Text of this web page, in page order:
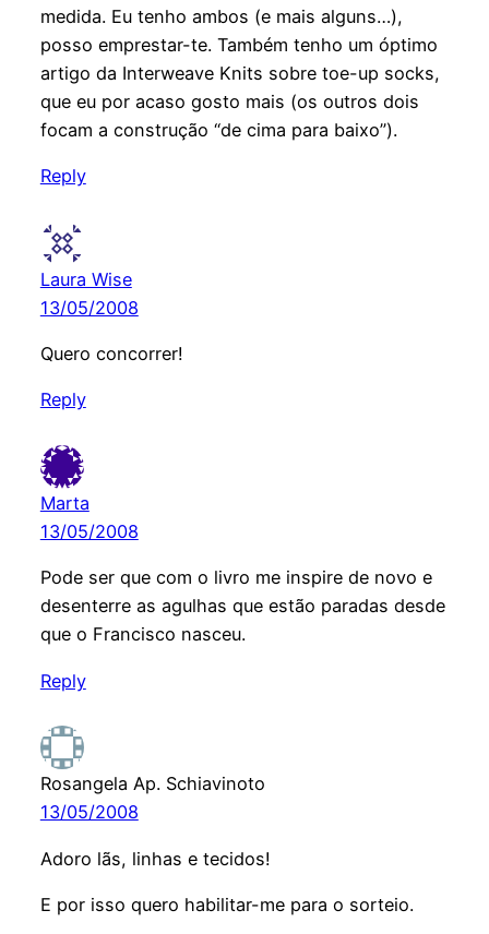
medida. Eu tenho ambos (e mais alguns…),
posso emprestar-te. Também tenho um óptimo
artigo da Interweave Knits sobre toe-up socks,
que eu por acaso gosto mais (os outros dois
focam a construção “de cima para baixo”).
Reply
Laura Wise
13/05/2008
Quero concorrer!
Reply
Marta
13/05/2008
Pode ser que com o livro me inspire de novo e
desenterre as agulhas que estão paradas desde
que o Francisco nasceu.
Reply
Rosangela Ap. Schiavinoto
13/05/2008
Adoro lãs, linhas e tecidos!
E por isso quero habilitar-me para o sorteio.